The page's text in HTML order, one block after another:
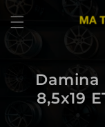
zum
Inhalt
Damina
8,5x19